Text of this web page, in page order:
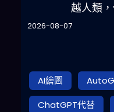
越人類
2026-08-07
AI繪圖
ChatGPT代替